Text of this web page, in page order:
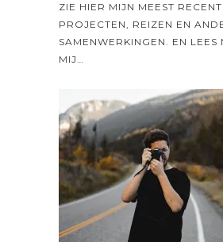
ZIE HIER MIJN MEEST
PROJECTEN, REIZEN EN
SAMENWERKINGEN. EN LEES
MIJ…